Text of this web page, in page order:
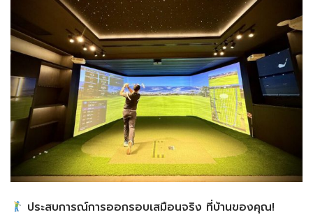
ประสบการณ์การออกรอบเสมือนจริง ที่บ้านของคุณ!